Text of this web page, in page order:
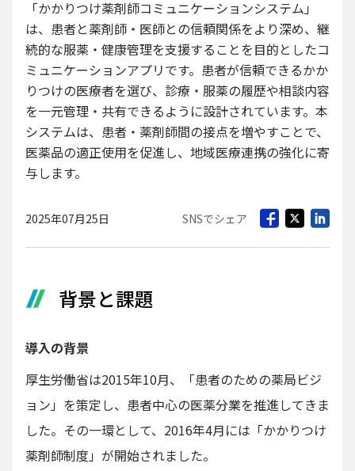
「かかりつけ薬剤師コミュニケーションシステム」
は、患者と薬剤師・医師との信頼関係をより深め、継
続的な服薬・健康管理を支援することを目的としたコ
ミュニケーションアプリです。患者が信頼できるかか
りつけの医療者を選び、診療・服薬の履歴や相談内容
を一元管理・共有できるように設計されています。本
システムは、患者・薬剤師間の接点を増やすことで、
医薬品の適正使用を促進し、地域医療連携の強化に寄
与します。
2025年07月25日 SNSでシェア
背景と課題
導入の背景
厚生労働省は2015年10月、「患者のための薬局ビジ
ョン」を策定し、患者中心の医薬分業を推進してきま
した。その一環として、2016年4月には「かかりつけ
薬剤師制度」が開始されました。